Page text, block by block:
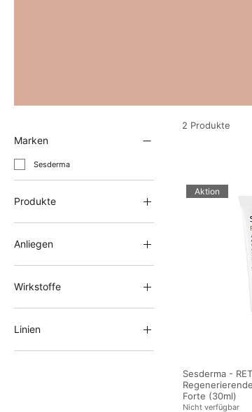
Marken
Sesderma
Produkte
Anti-Aging & Skin Longevity
Gesichtscreme
Anliegen
Anti-Aging & Skin Longevity
Wirkstoffe
Hyaluronsäure
Kollagen
Linien
RETISES
2 Produkte
Aktion
Sesderma -
Forte (30ml)
Nicht verfügbar